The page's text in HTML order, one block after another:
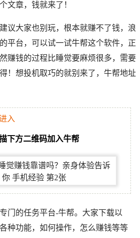
文章，钱就来了！
议大家也别玩，根本就赚不了钱，浪
平台，可以试一试牛帮这个软件，正
赚钱的过程比睡觉要麻烦很多，需要
！想投机取巧的就别来了，牛帮地址
入
下方二维码加入牛帮
门的任务平台-牛帮。大家下载以
种功能，如何操作，怎么赚钱等等